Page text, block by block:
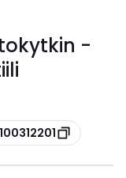
-